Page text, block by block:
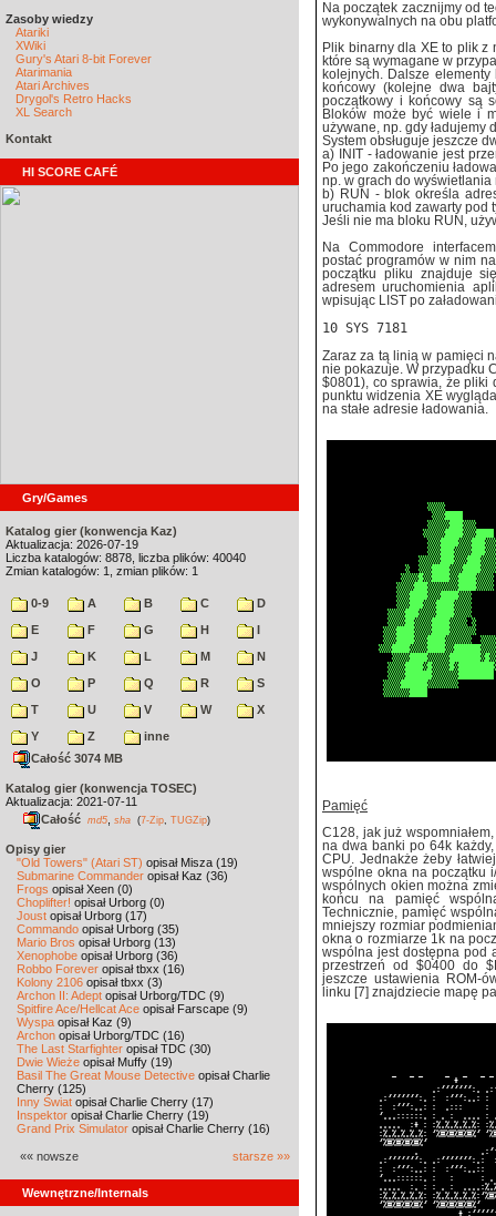
Zasoby wiedzy
Atariki
XWiki
Gury's Atari 8-bit Forever
Atarimania
Atari Archives
Drygol's Retro Hacks
XL Search
Kontakt
HI SCORE CAFÉ
Gry/Games
Katalog gier (konwencja Kaz)
Aktualizacja: 2026-07-19
Liczba katalogów: 8878, liczba plików: 40040
Zmian katalogów: 1, zmian plików: 1
0-9 A B C
D
E
F G H
I
J
K L M
N
O
P Q R
S
T
U V W
X
Y
Z
inne
Całość 3074 MB
Katalog gier (konwencja TOSEC)
Aktualizacja: 2021-07-11
Całość md5 sha (7-Zip TUGZip)
Opisy gier
"Old Towers" (Atari ST) opisał Misza (19)
Submarine Commander opisał Kaz (36)
Frogs opisał Xeen (0)
Choplifter! opisał Urborg (0)
Joust opisał Urborg (17)
Commando opisał Urborg (35)
Mario Bros opisał Urborg (13)
Xenophobe opisał Urborg (36)
Robbo Forever opisał tbxx (16)
Kolony 2106 opisał tbxx (3)
Archon II: Adept opisał Urborg/TDC (9)
Spitfire Ace/Hellcat Ace opisał Farscape (9)
Wyspa opisał Kaz (9)
Archon opisał Urborg/TDC (16)
The Last Starfighter opisał TDC (30)
Dwie Wieże opisał Muffy (19)
Basil The Great Mouse Detective opisał Charlie
Cherry (125)
Inny Świat opisał Charlie Cherry (17)
Inspektor opisał Charlie Cherry (19)
Grand Prix Simulator opisał Charlie Cherry (16)
«« nowsze starsze »»
Wewnętrzne/Internals
Na początek zacznijmy od
wykonywalnych na obu
Plik binarny dla XE to plik z
które są wymagane w
kolejnych. Dalsze
końcowy (kolejne dwa
początkowy i końcowy są
Bloków może być wiele i
używane, np. gdy ładujemy
System obsługuje jeszcze
a) INIT - ładowanie jest
Po jego zakończeniu
np. w grach do
b) RUN - blok określa
uruchamia kod zawarty pod
Jeśli nie ma bloku RUN,
Na Commodore
postać programów w nim
początku pliku znajduje
adresem uruchomienia
wpisując LIST po
10 SYS 7181
Zaraz za tą linią w pamięci
nie pokazuje. W przypadku
$0801), co sprawia, że pliki
punktu widzenia XE
na stałe adresie ładowania.
Pamięć
C128, jak już
na dwa banki po 64k
CPU. Jednakże żeby
wspólne okna na początku
wspólnych okien można
końcu na pamięć
Technicznie, pamięć
mniejszy rozmiar
okna o rozmiarze 1k na
wspólna jest dostępna pod
przestrzeń od $0400 do
jeszcze ustawienia ROM-
linku [7] znajdziecie mapę